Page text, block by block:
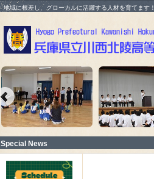
地域に根差し、グローカルに活躍する人材を育てます！
Special News